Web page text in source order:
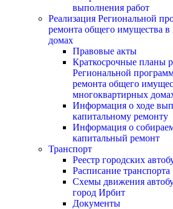
выполнения работ
Реализация Региональной
ремонта общего имущества
домах
Правовые акты
Краткосрочные планы
Региональной
ремонта общего
многоквартирных
Информация о ходе
капитальному ремонту
Информация о
капитальный ремонт
Транспорт
Реестр городских
Расписание транспорта
Схемы движения
город Ирбит
Документы